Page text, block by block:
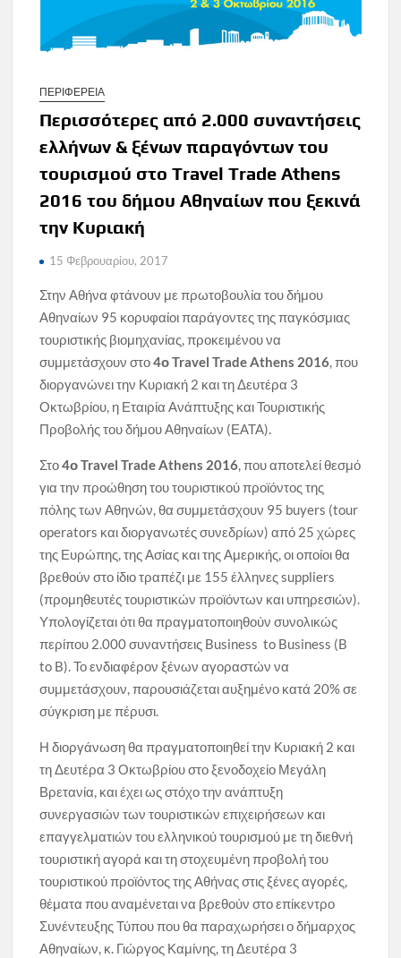
ΠΕΡΙΦΕΡΕΙΑ
Περισσότερες από 2.000 συναντήσεις
ελλήνων & ξένων παραγόντων του
τουρισμού στο Travel Trade Athens
2016 του δήμου Αθηναίων που ξεκινά
την Κυριακή
15 Φεβρουαρίου, 2017
Στην Αθήνα φτάνουν με πρωτοβουλία του δήμου
Αθηναίων 95 κορυφαίοι παράγοντες της παγκόσμιας
τουριστικής βιομηχανίας, προκειμένου να
συμμετάσχουν στο4ο Travel Trade Athens 2016, που
διοργανώνει την Κυριακή 2 και τη Δευτέρα 3
Οκτωβρίου, η Εταιρία Ανάπτυξης και Τουριστικής
Προβολής του δήμου Αθηναίων (ΕΑΤΑ).
Στο4ο Travel Trade Athens 2016, που αποτελεί θεσμό
για την προώθηση του τουριστικού προϊόντος της
πόλης των Αθηνών, θα συμμετάσχουν 95 buyers (tour
operators και διοργανωτές συνεδρίων) από 25 χώρες
της Ευρώπης, της Ασίας και της Αμερικής, οι οποίοι θα
βρεθούν στο ίδιο τραπέζι με 155 έλληνες suppliers
(προμηθευτές τουριστικών προϊόντων και υπηρεσιών).
Υπολογίζεται ότι θα πραγματοποιηθούν συνολικώς
περίπου 2.000 συναντήσεις Business to Business (B
to B). Το ενδιαφέρον ξένων αγοραστών να
συμμετάσχουν, παρουσιάζεται αυξημένο κατά 20% σε
σύγκριση με πέρυσι.
Η διοργάνωση θα πραγματοποιηθεί την Κυριακή 2 και
τη Δευτέρα 3 Οκτωβρίου στο ξενοδοχείο Μεγάλη
Βρετανία, και έχει ως στόχο την ανάπτυξη
συνεργασιών των τουριστικών επιχειρήσεων και
επαγγελματιών του ελληνικού τουρισμού με τη διεθνή
τουριστική αγορά και τη στοχευμένη προβολή του
τουριστικού προϊόντος της Αθήνας στις ξένες αγορές,
θέματα που αναμένεται να βρεθούν στο επίκεντρο
Συνέντευξης Τύπου που θα παραχωρήσει ο δήμαρχος
Αθηναίων, κ. Γιώργος Καμίνης, τη Δευτέρα 3